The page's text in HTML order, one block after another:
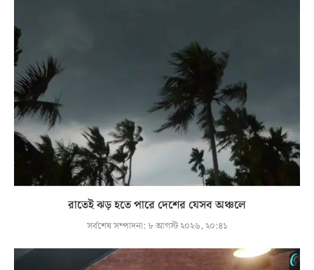
রাতেই ঝড় হতে পারে দেশের যেসব অঞ্চলে
সর্বশেষ সম্পাদনা: ৮ আগস্ট ২০২৬, ২০:৪১